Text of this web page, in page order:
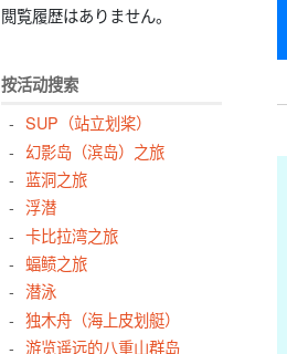
閲覧履歴はありません。
按活动搜索
SUP（站立划桨）
幻影岛（滨岛）之旅
蓝洞之旅
浮潜
卡比拉湾之旅
蝠鲼之旅
潜泳
独木舟（海上皮划艇）
游览遥远的八重山群岛